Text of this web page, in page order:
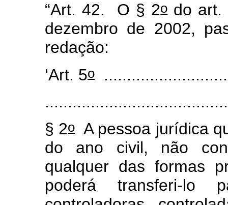
“Art. 42. O § 2odo art.
dezembro de 2002,
redação:
‘Art. 5o
§ 2oA pessoa jurídica
do ano civil, não
qualquer das formas
poderá transferi-lo